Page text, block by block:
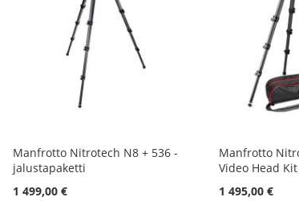
Manfrotto Nitrotech N8 + 536 -
jalustapaketti
1 499,00 €
Manfrotto
Video Head Kit
1 495,00 €